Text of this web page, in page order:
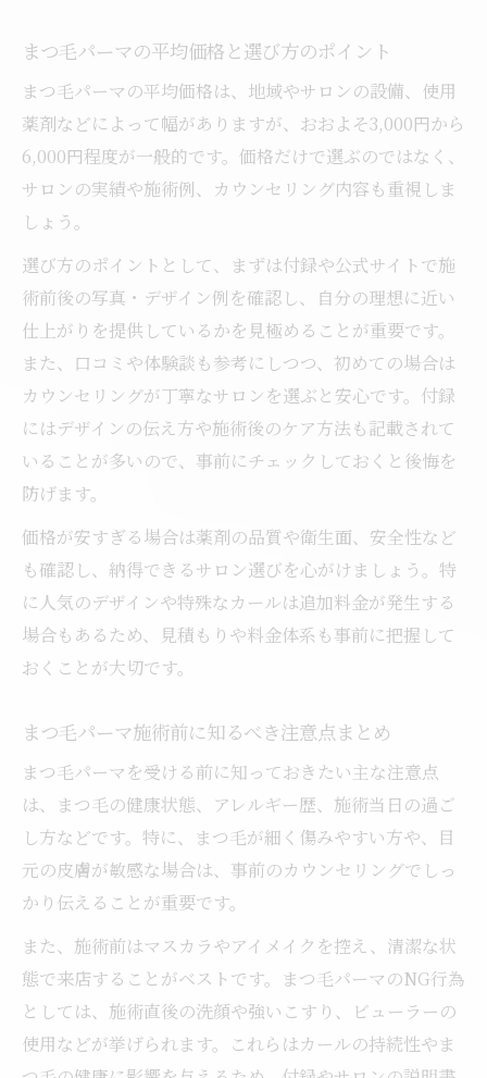
まつ毛パーマの平均価格と選び方のポイント
まつ毛パーマの平均価格は、地域やサロンの設備、使用
薬剤などによって幅がありますが、おおよそ3,000円から
6,000円程度が一般的です。価格だけで選ぶのではなく、
サロンの実績や施術例、カウンセリング内容も重視しま
しょう。
選び方のポイントとして、まずは付録や公式サイトで施
術前後の写真・デザイン例を確認し、自分の理想に近い
仕上がりを提供しているかを見極めることが重要です。
また、口コミや体験談も参考にしつつ、初めての場合は
カウンセリングが丁寧なサロンを選ぶと安心です。付録
にはデザインの伝え方や施術後のケア方法も記載されて
いることが多いので、事前にチェックしておくと後悔を
防げます。
価格が安すぎる場合は薬剤の品質や衛生面、安全性など
も確認し、納得できるサロン選びを心がけましょう。特
に人気のデザインや特殊なカールは追加料金が発生する
場合もあるため、見積もりや料金体系も事前に把握して
おくことが大切です。
まつ毛パーマ施術前に知るべき注意点まとめ
まつ毛パーマを受ける前に知っておきたい主な注意点
は、まつ毛の健康状態、アレルギー歴、施術当日の過ご
し方などです。特に、まつ毛が細く傷みやすい方や、目
元の皮膚が敏感な場合は、事前のカウンセリングでしっ
かり伝えることが重要です。
また、施術前はマスカラやアイメイクを控え、清潔な状
態で来店することがベストです。まつ毛パーマのNG行為
としては、施術直後の洗顔や強いこすり、ビューラーの
使用などが挙げられます。これらはカールの持続性やま